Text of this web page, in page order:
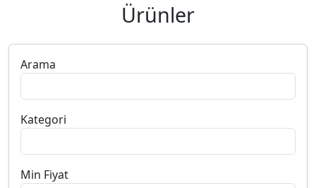
Ürünler
Arama
Kategori
Min Fiyat